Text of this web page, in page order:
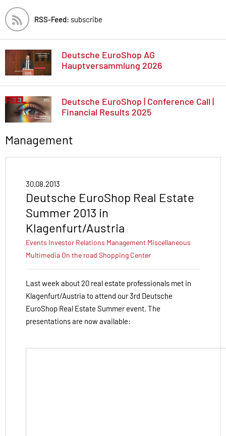
RSS-Feed: subscribe
Deutsche EuroShop AG
Hauptversammlung 2026
Deutsche EuroShop | Conference Call |
Financial Results 2025
Management
30.08.2013
Deutsche EuroShop Real Estate
Summer 2013 in
Klagenfurt/Austria
Events Investor Relations Management Miscellaneous
Multimedia On the road Shopping Center
Last week about 20 real estate professionals met in
Klagenfurt/Austria to attend our 3rd Deutsche
EuroShop Real Estate Summer event. The
presentations are now available: